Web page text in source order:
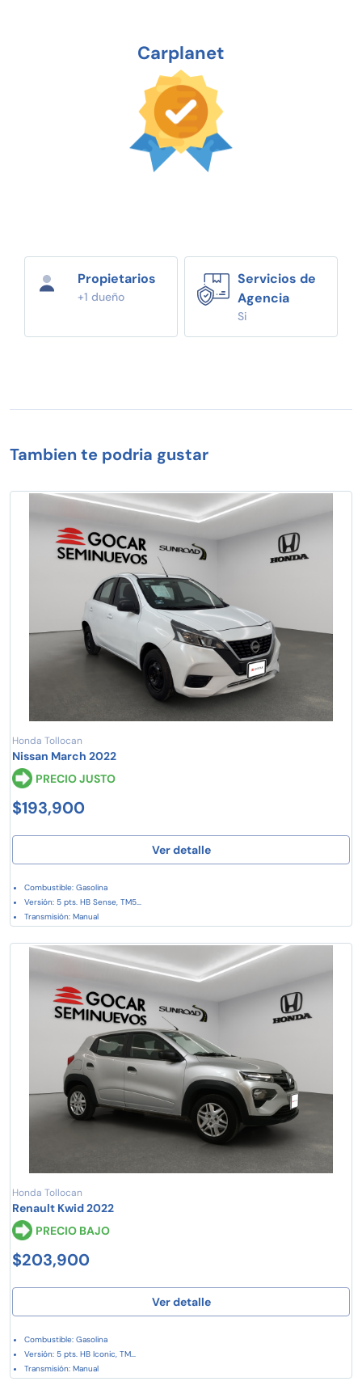
Carplanet
Propietarios
+1 dueño
Servicios de
Agencia
Si
Tambien te podria gustar
Honda Tollocan
Nissan March 2022
PRECIO JUSTO
$193,900
Ver detalle
Combustible: Gasolina
Versión: 5 pts. HB Sense, TM5...
Transmisión: Manual
Honda Tollocan
Renault Kwid 2022
PRECIO BAJO
$203,900
Ver detalle
Combustible: Gasolina
Versión: 5 pts. HB Iconic, TM...
Transmisión: Manual